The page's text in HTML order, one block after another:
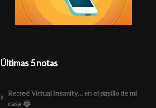
Últimas 5 notas
Recreé Virtual Insanity… en el pasillo de mi
casa 😂